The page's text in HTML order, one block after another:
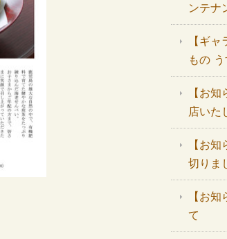
ンテナ
【ギ
もの
【お
店いた
【お
切りま
【お
て